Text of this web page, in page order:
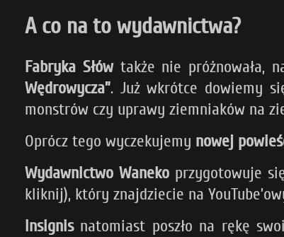
A co na to wydawnictwa?
Fabryka Słówtakże nie próżnowała,
Wędrowycza”. Już wkrótce dowiemy
monstrów czy uprawy ziemniaków na
Oprócz tego wyczekujemy nowej
Wydawnictwo Waneko przygotowuje
kliknij), który znajdziecie na
Insignisnatomiast poszło na rękę